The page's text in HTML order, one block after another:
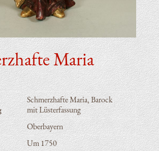
Maria
Schmerz­haf­te Maria, Barock
mit Lüsterfassung
Ober­bay­ern
Um 1750